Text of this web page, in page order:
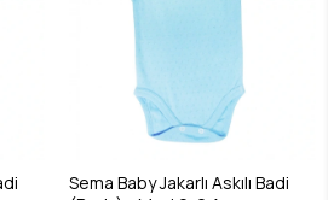
Sema Baby Jakarlı Askılı Badi